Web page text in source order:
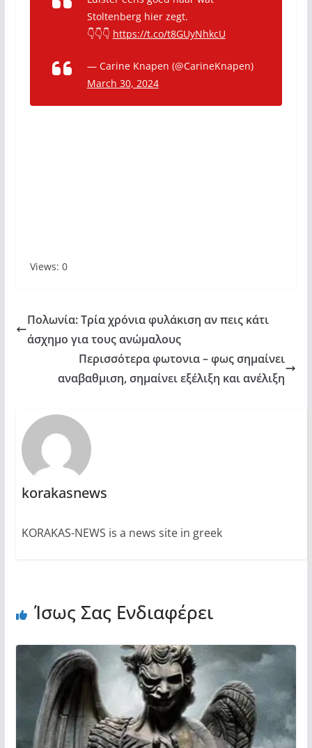
Stoltenberg hier zegt.
👇👇👇 https://t.co/t8GUyNhkcU
— Carine Knapen (@CarineKnapen)
March 30, 2024
Views: 0
Πολωνία: Τρία χρόνια φυλάκιση αν πεις κάτι
άσχημο για τους ανώμαλους
Περισσότερα φωτονια – φως σημαίνει
αναβαθμιση, σημαίνει εξέλιξη και ανέλιξη
korakasnews
KORAKAS-NEWS is a news site in greek
Ίσως Σας Ενδιαφέρει